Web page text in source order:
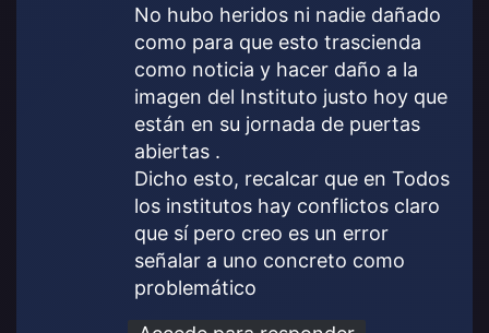
No hubo heridos ni nadie dañado
como para que esto trascienda
como noticia y hacer daño a la
imagen del Instituto justo hoy que
están en su jornada de puertas
abiertas .
Dicho esto, recalcar que en Todos
los institutos hay conflictos claro
que sí pero creo es un error
señalar a uno concreto como
problemático